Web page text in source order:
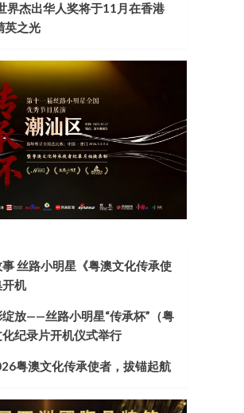
界杰出华人奖将于11月在香港
英之光
丝路小明星《粤澳文化传承使
机
放——丝路小明星“传承杯”（粤
纪录片开机仪式举行
粤澳文化传承使者，拔锚起航